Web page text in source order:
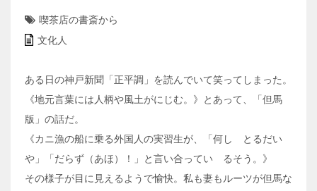
喫茶店の書斎から
文化人
ある日の神戸新聞「正平調」を読んでいて笑ってしまった。
《地元言葉には人柄や風土がにじむ。》とあって、「但馬
版」の話だ。
《カニ漁の船に乗る外国人の実習生が、「何し とるだい
や」「だらず（あほ）！」と言い合ってい るそう。》
その様子が目に見えるようで愉快。私も妻もルーツが但馬な